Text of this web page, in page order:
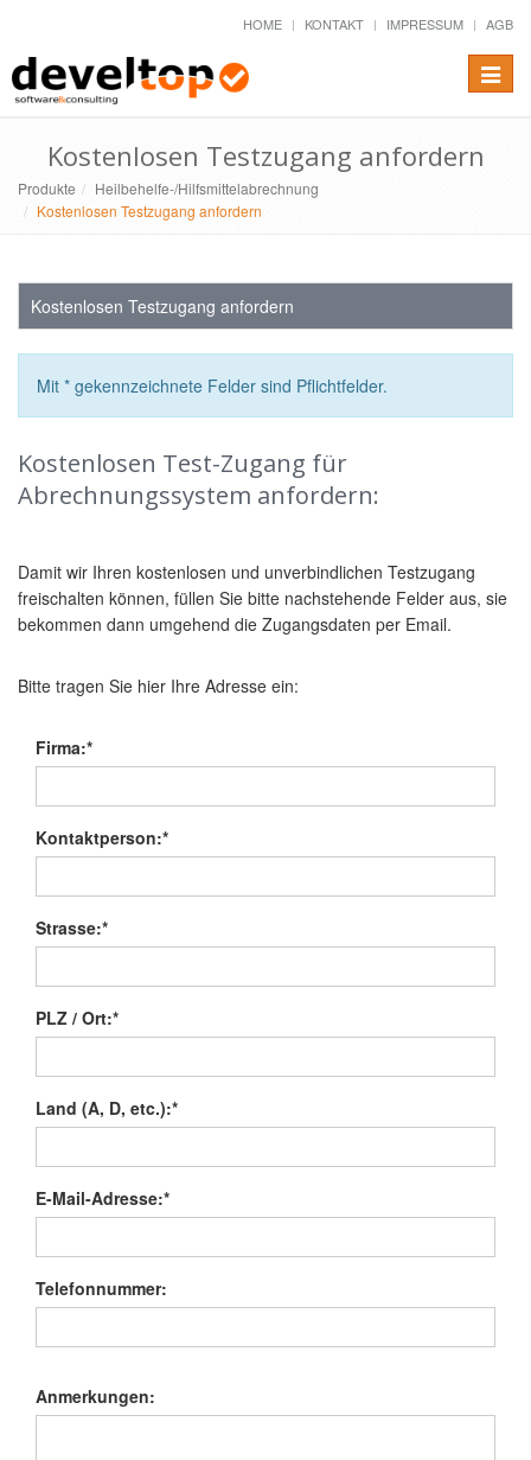
HOME KONTAKT IMPRESSUM AGB
Toggle
Kostenlosen Testzugang anfordern
Produkte
Heilbehelfe-/Hilfsmittelabrechnung
Kostenlosen Testzugang anfordern
Kostenlosen Testzugang anfordern
Mit * gekennzeichnete Felder sind Pflichtfelder.
Kostenlosen Test-Zugang für
Abrechnungssystem anfordern:
Damit wir Ihren kostenlosen und unverbindlichen Testzugang
freischalten können, füllen Sie bitte nachstehende Felder aus, sie
bekommen dann umgehend die Zugangsdaten per Email.
Bitte tragen Sie hier Ihre Adresse ein:
Firma:*
Kontaktperson:*
Strasse:*
PLZ / Ort:*
Land (A, D, etc.):*
E-Mail-Adresse:*
Telefonnummer:
Anmerkungen: